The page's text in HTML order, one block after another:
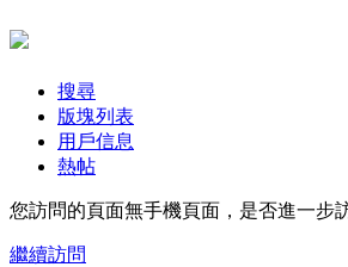
搜尋
版塊列表
用戶信息
熱帖
您訪問的頁面無手機頁面，是否進一步
繼續訪問